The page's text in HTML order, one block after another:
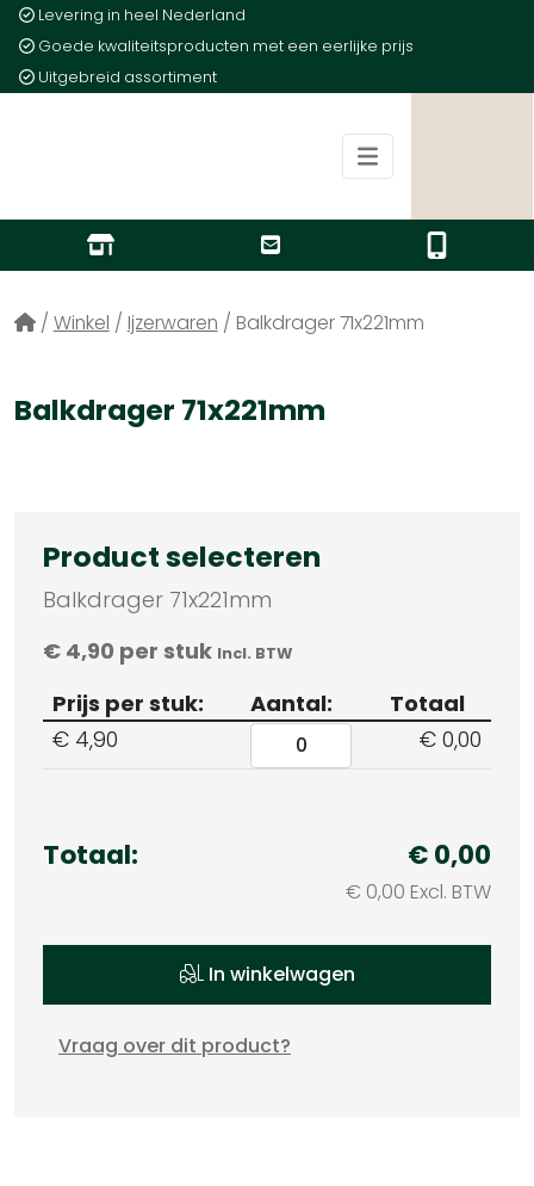
Levering in heel Nederland
Goede kwaliteitsproducten met een eerlijke prijs
Uitgebreid assortiment
/ Winkel / Ijzerwaren / Balkdrager 71x221mm
Balkdrager 71x221mm
Product selecteren
Balkdrager 71x221mm
€ 4,90 per stuk Incl. BTW
Prijs per stuk: Aantal:
Totaal
€ 4,90 € 0,00
Totaal: € 0,00
€ 0,00 Excl. BTW
In winkelwagen
Vraag over dit product?